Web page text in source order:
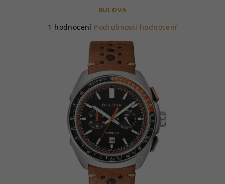
BULOVA
1 hodnocení Podrobnosti hodnocení